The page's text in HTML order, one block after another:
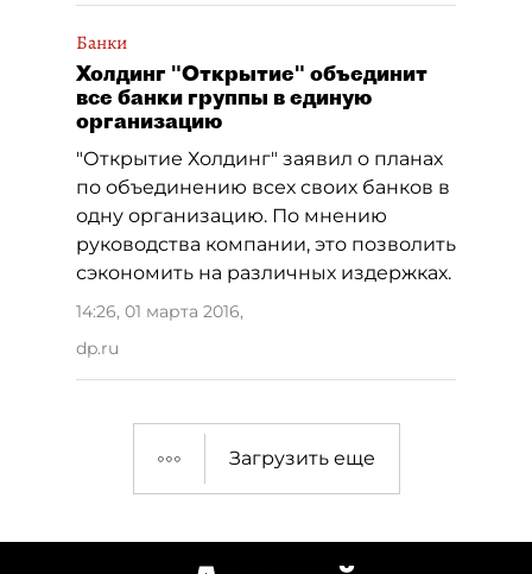
Банки
Холдинг "Открытие" объединит
все банки группы в единую
организацию
"Открытие Холдинг" заявил о планах
по объединению всех своих банков в
одну организацию. По мнению
руководства компании, это позволить
сэкономить на различных издержках.
14:26, 01 марта 2016,
dp.ru
Загрузить еще